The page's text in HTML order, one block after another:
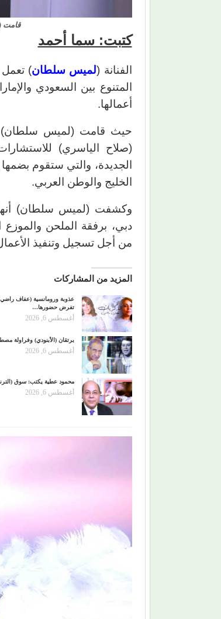
قامت
كتبت: سما أحمد
الفنانة (لميس سلطان) تعمل
المتنوع بين السعودي
أعمالها.
حيث قامت (لميس سلطان)
(صلاح الياسري)
الجديدة، والتي ستقوم
الخليج والوطن العربي.
وكشفت (لميس سلطان) أنها
دبي، برفقة الملحن
من أجل تسجيل وتنفيذ الأعمال
المزيد من المشاركات
عذوبة ورومانسية (عفاف
تفرض حضورها…
أغسطس 6, 2026
برتقان (الأبنودي) وفراولة
أغسطس 6, 2026
محمود عطية يكتب: سوق
أغسطس 6, 2026